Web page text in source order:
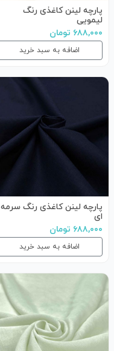
پارچه لینن کاغذی رنگ
لیمویی
۶۸۸,۰۰۰ تومان
اضافه به سبد خرید
پارچه لینن کاغذی رنگ سرمه
ای
۶۸۸,۰۰۰ تومان
اضافه به سبد خرید